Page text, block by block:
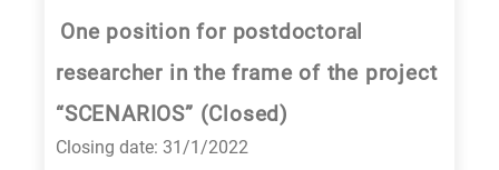
One position for postdoctoral
researcher in the frame of the project
“SCENARIOS” (Closed)
Closing date: 31/1/2022